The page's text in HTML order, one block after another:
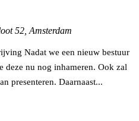
52, Amsterdam
Nadat we een nieuw bestuur
deze nu nog inhameren. Ook zal
presenteren. Daarnaast...